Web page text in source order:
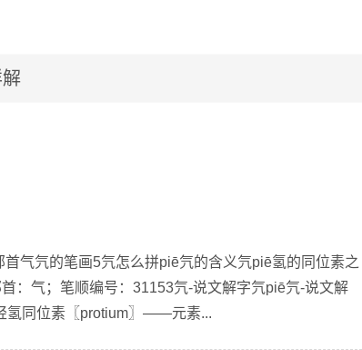
气氕的笔画5氕怎么拼piē氕的含义氕piē氢的同位素之
：气；笔顺编号：31153氕-说文解字氕piē氕-说文解
氢同位素〖protium〗——元素...